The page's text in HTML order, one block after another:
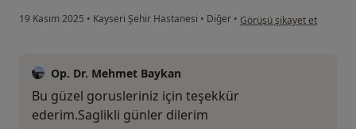
19 Kasım 2025 • Kayseri Şehir Hastanesi • Diğer • kullanıcının görüşüne
Görüşü şikayet et
Op. Dr. Mehmet Baykan
Bu güzel gorusleriniz için teşekkür
ederim.Saglikli günler dilerim